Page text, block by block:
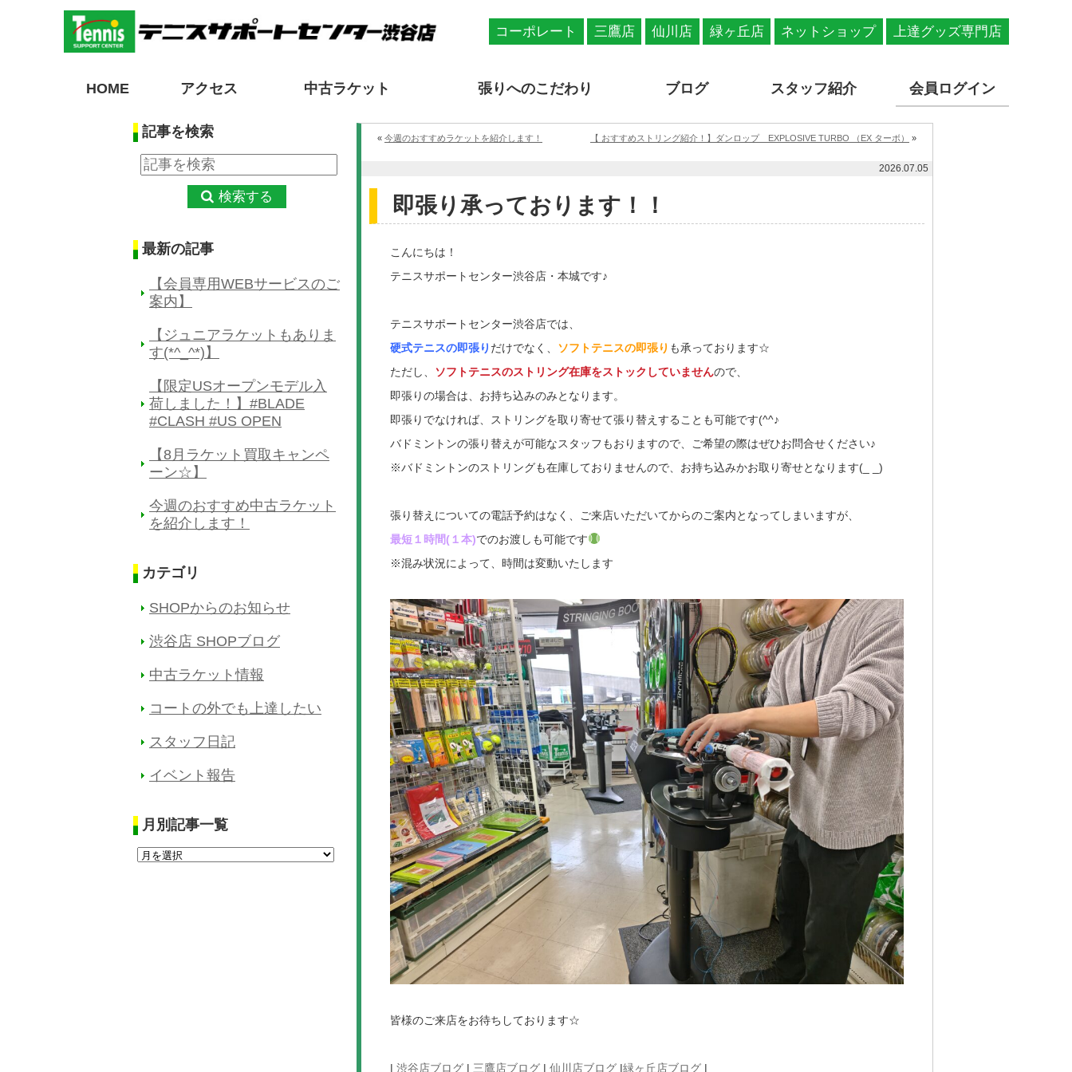
コーポレート 三鷹店 仙川店 緑ヶ丘店 ネットショップ 上達グッズ専門店
HOME アクセス 中古ラケット 張りへのこだわり ブログ スタッフ紹介 会員ログイン
記事を検索
検索する
最新の記事
【会員専用WEBサービスのご
案内】
【ジュニアラケットもありま
す(*^_^*)】
【限定USオープンモデル入
荷しました！】#BLADE
#CLASH #US OPEN
【8月ラケット買取キャンペ
ーン☆】
今週のおすすめ中古ラケット
を紹介します！
カテゴリ
SHOPからのお知らせ
渋谷店 SHOPブログ
中古ラケット情報
コートの外でも上達したい
スタッフ日記
イベント報告
月別記事一覧
« 今週のおすすめラケットを紹介します！ 【 おすすめストリング紹介！】ダンロップ EXPLOSIVE TURBO （EX ターボ） »
2026.07.05
即張り承っております！！
こんにちは！
テニスサポートセンター渋谷店・本城です♪
テニスサポートセンター渋谷店では、
硬式テニスの即張り だけでなく、 ソフトテニスの即張り も承っております☆
ただし、
ソフトテニスのストリング在庫をストックしていませんので、
即張りの場合は、お持ち込みのみとなります。
即張りでなければ、ストリングを取り寄せて張り替えすることも可能です(^^♪
バドミントンの張り替えが可能なスタッフもおりますので、ご希望の際はぜひお問合せください♪
※バドミントンのストリングも在庫しておりませんので、お持ち込みかお取り寄せとなります(_ _)
張り替えについての電話予約はなく、ご来店いただいてからのご案内となってしまいますが、
最短１時間(１本)でのお渡しも可能です
※混み状況によって、時間は変動いたします
皆様のご来店をお待ちしております☆
| 渋谷店ブログ| 三鷹店ブログ | 仙川店ブログ|緑ヶ丘店ブログ|